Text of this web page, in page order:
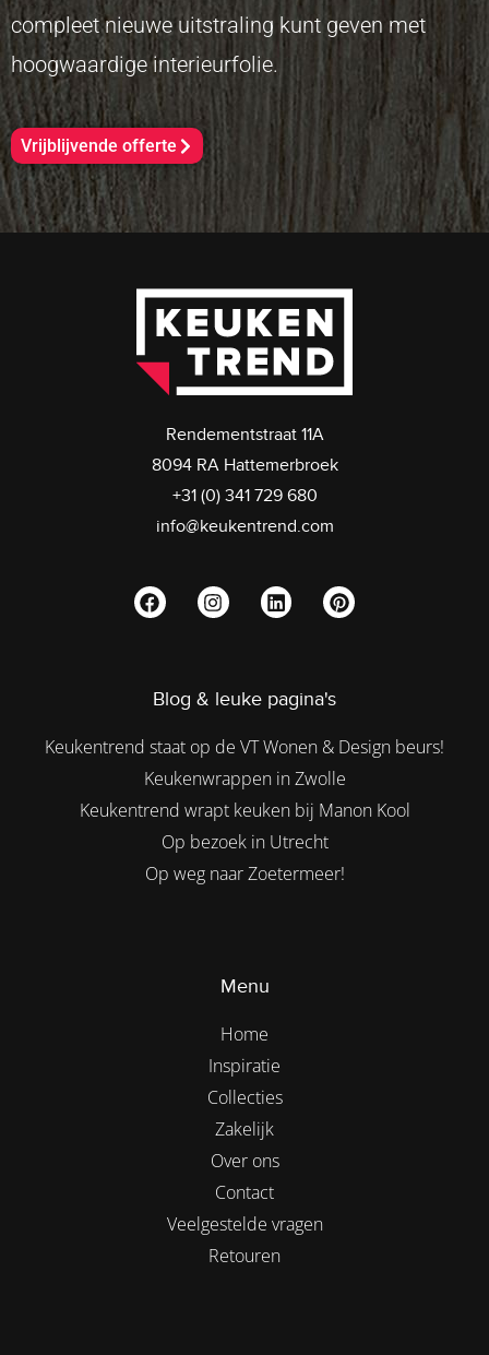
compleet nieuwe uitstraling kunt geven met
hoogwaardige interieurfolie.
Vrijblijvende offerte
Rendementstraat 11A
8094 RA Hattemerbroek
+31 (0) 341 729 680
info@keukentrend.com
Blog & leuke pagina's
Keukentrend staat op de VT Wonen & Design beurs!
Keukenwrappen in Zwolle
Keukentrend wrapt keuken bij Manon Kool
Op bezoek in Utrecht
Op weg naar Zoetermeer!
Menu
Home
Inspiratie
Collecties
Zakelijk
Over ons
Contact
Veelgestelde vragen
Retouren